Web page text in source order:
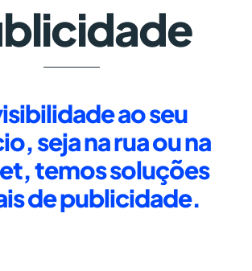
ao seu
seja na rua ou na
temos soluções
de publicidade.